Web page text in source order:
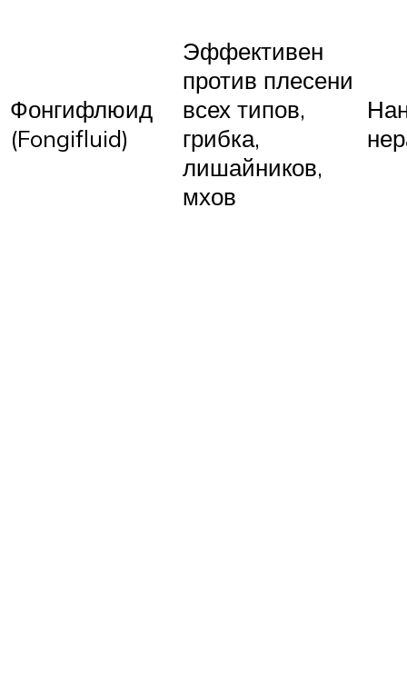
Фонгифлюид
(Fongifluid)
Эффективен
против плесени
всех типов,
грибка,
лишайников,
мхов